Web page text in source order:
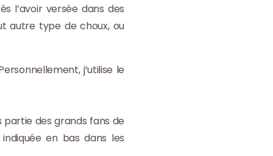
l’avoir versée dans des
autre type de choux, ou
j’utilise le
des grands fans de
en bas dans les